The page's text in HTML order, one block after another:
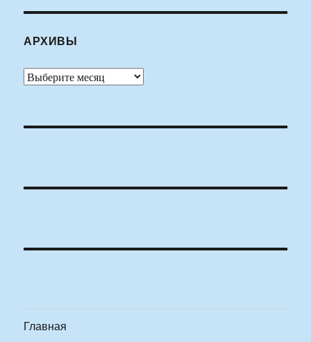
АРХИВЫ
Архивы
Главная